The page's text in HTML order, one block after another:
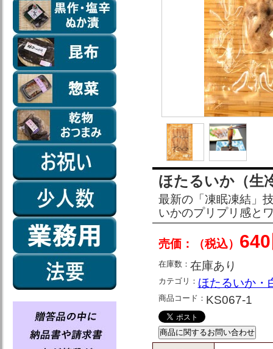
ほたるいか（生
最新の「凍眠凍結」
いかのプリプリ感と
売価：（税込）
在庫数： 在庫あり
カテゴリ： ほたるいか・
商品コード： KS067-1